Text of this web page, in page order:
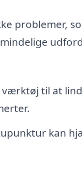
problemer,
til at
kan